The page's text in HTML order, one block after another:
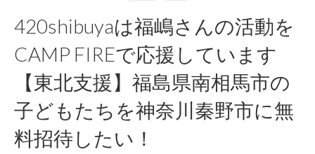
ナ
ビ
ゲ
ー
シ
420shibuyaは福嶋さんの活動を
CAMP FIREで応援しています
【東北支援】福島県南相馬市の
子どもたちを神奈川秦野市に無
料招待したい！